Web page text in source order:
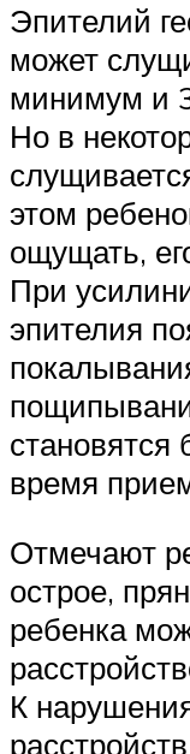
Эпителий
может
минимум и
Но в
этом
ощущать,
При
эпителия
время
Отмечают
острое,
ребенка
К